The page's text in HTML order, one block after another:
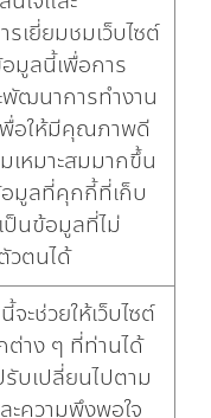
เยี่ยมชมเว็บไซต์
มูลนี้เพื่อการ
ฒนาการทำงาน
พื่อให้มีคุณภาพดี
เหมาะสมมากขึ้น
มูลที่คุกกี้ที่เก็บ
ป็นข้อมูลที่ไม่
วตนได้
ะช่วยให้เว็บไซต์
ต่าง ๆ ที่ท่านได้
รับเปลี่ยนไปตาม
ความพึงพอใจ